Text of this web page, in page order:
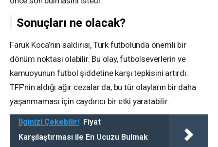
Sonuçları ne olacak?
Faruk Koca’nın saldırısı, Türk futbolunda önemli bir
dönüm noktası olabilir. Bu olay, futbolseverlerin ve
kamuoyunun futbol şiddetine karşı tepkisini artırdı.
TFF’nin aldığı ağır cezalar da, bu tür olayların bir daha
yaşanmaması için caydırıcı bir etki yaratabilir.
İlginizi Çekebilir! Fiyat
Karşılaştırması ile En Ucuzu Bulmak